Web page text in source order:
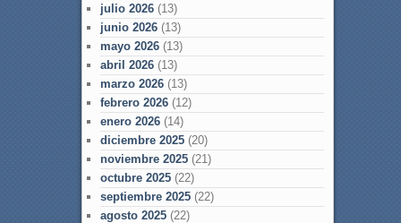
julio 2026(13)
junio 2026(13)
mayo 2026(13)
abril 2026(13)
marzo 2026(13)
febrero 2026(12)
enero 2026(14)
diciembre 2025(20)
noviembre 2025(21)
octubre 2025(22)
septiembre 2025(22)
agosto 2025(22)